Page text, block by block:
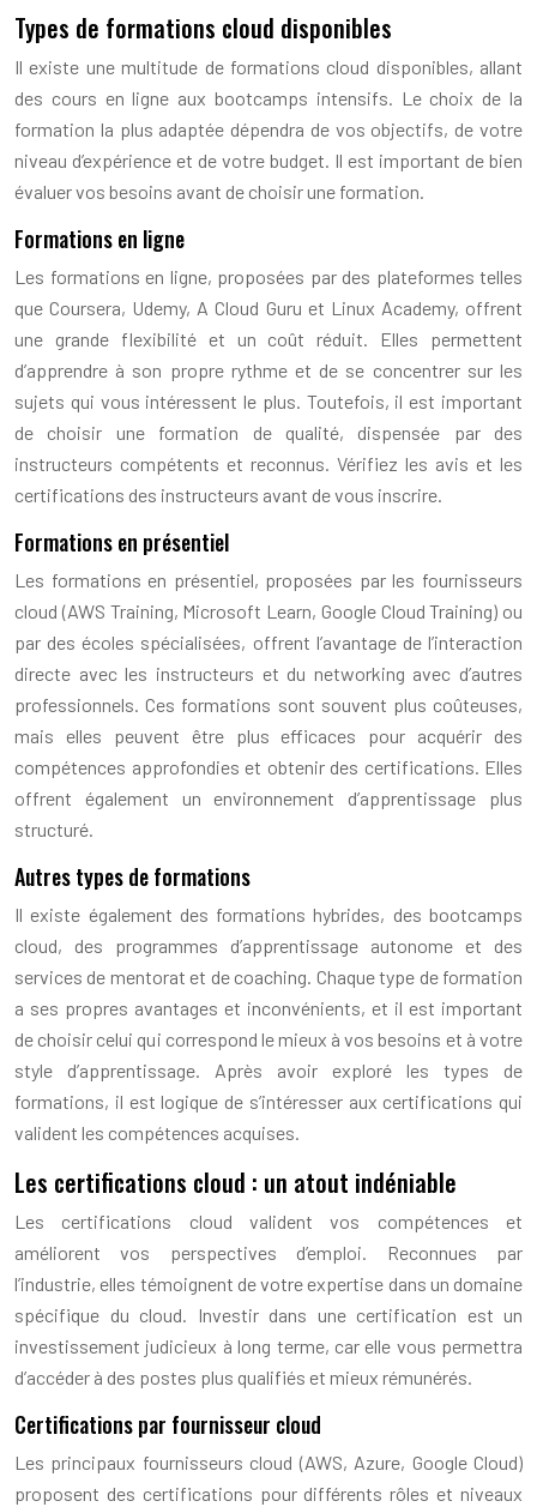
Types de formations cloud disponibles
Il existe une multitude de formations cloud disponibles, allant
des cours en ligne aux bootcamps intensifs. Le choix de la
formation la plus adaptée dépendra de vos objectifs, de votre
niveau d’expérience et de votre budget. Il est important de bien
évaluer vos besoins avant de choisir une formation.
Formations en ligne
Les formations en ligne, proposées par des plateformes telles
que Coursera, Udemy, A Cloud Guru et Linux Academy, offrent
une grande flexibilité et un coût réduit. Elles permettent
d’apprendre à son propre rythme et de se concentrer sur les
sujets qui vous intéressent le plus. Toutefois, il est important
de choisir une formation de qualité, dispensée par des
instructeurs compétents et reconnus. Vérifiez les avis et les
certifications des instructeurs avant de vous inscrire.
Formations en présentiel
Les formations en présentiel, proposées par les fournisseurs
cloud (AWS Training, Microsoft Learn, Google Cloud Training) ou
par des écoles spécialisées, offrent l’avantage de l’interaction
directe avec les instructeurs et du networking avec d’autres
professionnels. Ces formations sont souvent plus coûteuses,
mais elles peuvent être plus efficaces pour acquérir des
compétences approfondies et obtenir des certifications. Elles
offrent également un environnement d’apprentissage plus
structuré.
Autres types de formations
Il existe également des formations hybrides, des bootcamps
cloud, des programmes d’apprentissage autonome et des
services de mentorat et de coaching. Chaque type de formation
a ses propres avantages et inconvénients, et il est important
de choisir celui qui correspond le mieux à vos besoins et à votre
style d’apprentissage. Après avoir exploré les types de
formations, il est logique de s’intéresser aux certifications qui
valident les compétences acquises.
Les certifications cloud : un atout indéniable
Les certifications cloud valident vos compétences et
améliorent vos perspectives d’emploi. Reconnues par
l’industrie, elles témoignent de votre expertise dans un domaine
spécifique du cloud. Investir dans une certification est un
investissement judicieux à long terme, car elle vous permettra
d’accéder à des postes plus qualifiés et mieux rémunérés.
Certifications par fournisseur cloud
Les principaux fournisseurs cloud (AWS, Azure, Google Cloud)
proposent des certifications pour différents rôles et niveaux